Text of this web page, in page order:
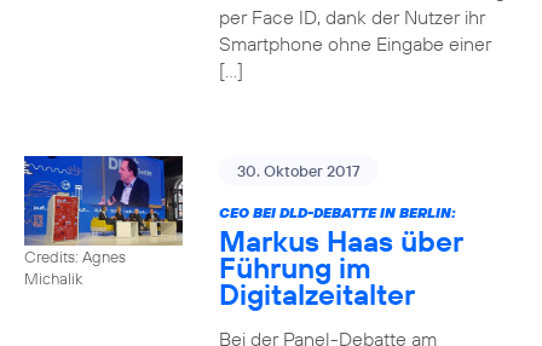
per Face ID, dank der Nutzer ihr
Smartphone ohne Eingabe einer
[…]
Credits: Agnes
Michalik
30. Oktober 2017
CEO BEI DLD-DEBATTE IN BERLIN:
Markus Haas über
Führung im
Digitalzeitalter
Bei der Panel-Debatte am